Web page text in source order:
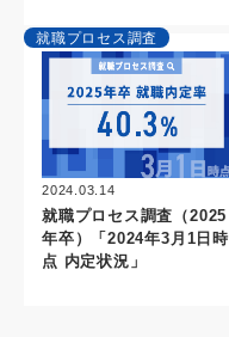
就職プロセス調査
2024.03.14
就職プロセス調査（2025
年卒）「2024年3月1日時
点 内定状況」